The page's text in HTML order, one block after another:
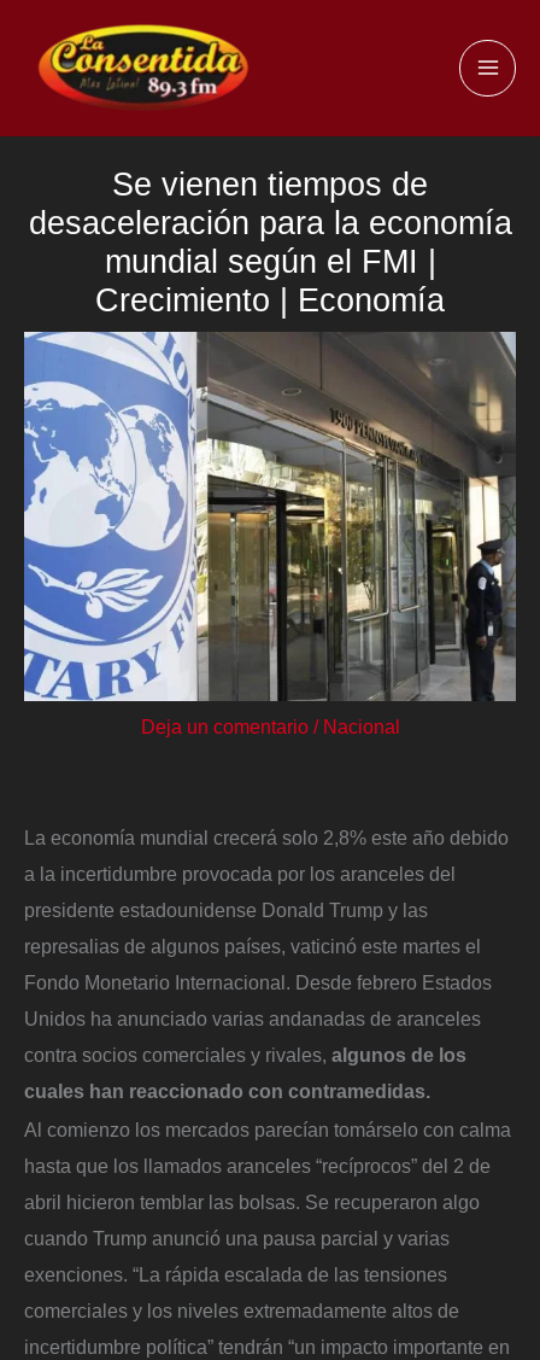
contenido
Se vienen tiempos de
desaceleración para la economía
mundial según el FMI |
Crecimiento | Economía
Deja un comentario / Nacional
La economía mundial crecerá solo 2,8% este año debido
a la incertidumbre provocada por los aranceles del
presidente estadounidense Donald Trump y las
represalias de algunos países, vaticinó este martes el
Fondo Monetario Internacional. Desde febrero Estados
Unidos ha anunciado varias andanadas de aranceles
contra socios comerciales y rivales, algunos de los
cuales han reaccionado con contramedidas.
Al comienzo los mercados parecían tomárselo con calma
hasta que los llamados aranceles “recíprocos” del 2 de
abril hicieron temblar las bolsas. Se recuperaron algo
cuando Trump anunció una pausa parcial y varias
exenciones. “La rápida escalada de las tensiones
comerciales y los niveles extremadamente altos de
incertidumbre política” tendrán “un impacto importante en